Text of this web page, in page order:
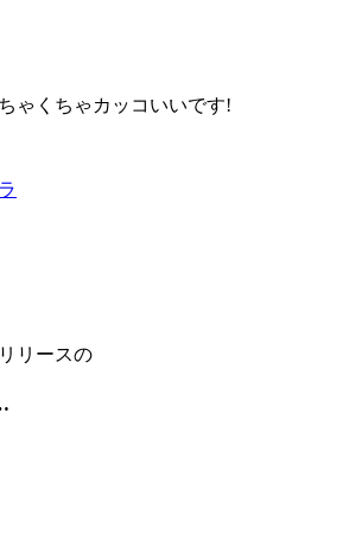
ゃくちゃカッコいいです!
リースの